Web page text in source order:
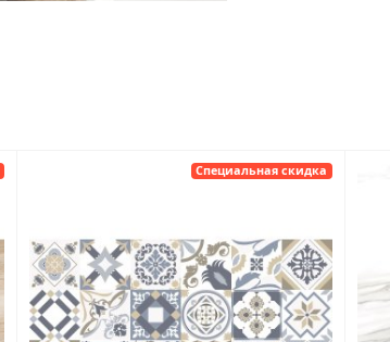
Специальная скидка